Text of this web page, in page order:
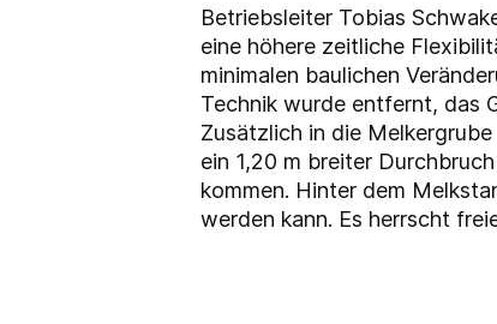
Betriebsleiter Tobias
eine höhere zeitliche
minimalen baulichen
Technik wurde entfernt, das
Zusätzlich in die
ein 1,20 m breiter
kommen. Hinter dem
werden kann. Es herrscht